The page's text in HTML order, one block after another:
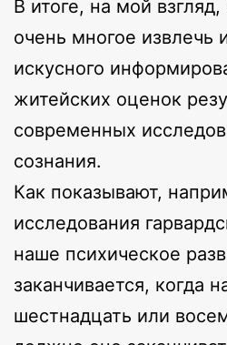
В итоге, на мой
очень многое извлечь
искусного
житейских оценок
современных
сознания.
Как показывают,
исследования
наше психическое
заканчивается, когда
шестнадцать или